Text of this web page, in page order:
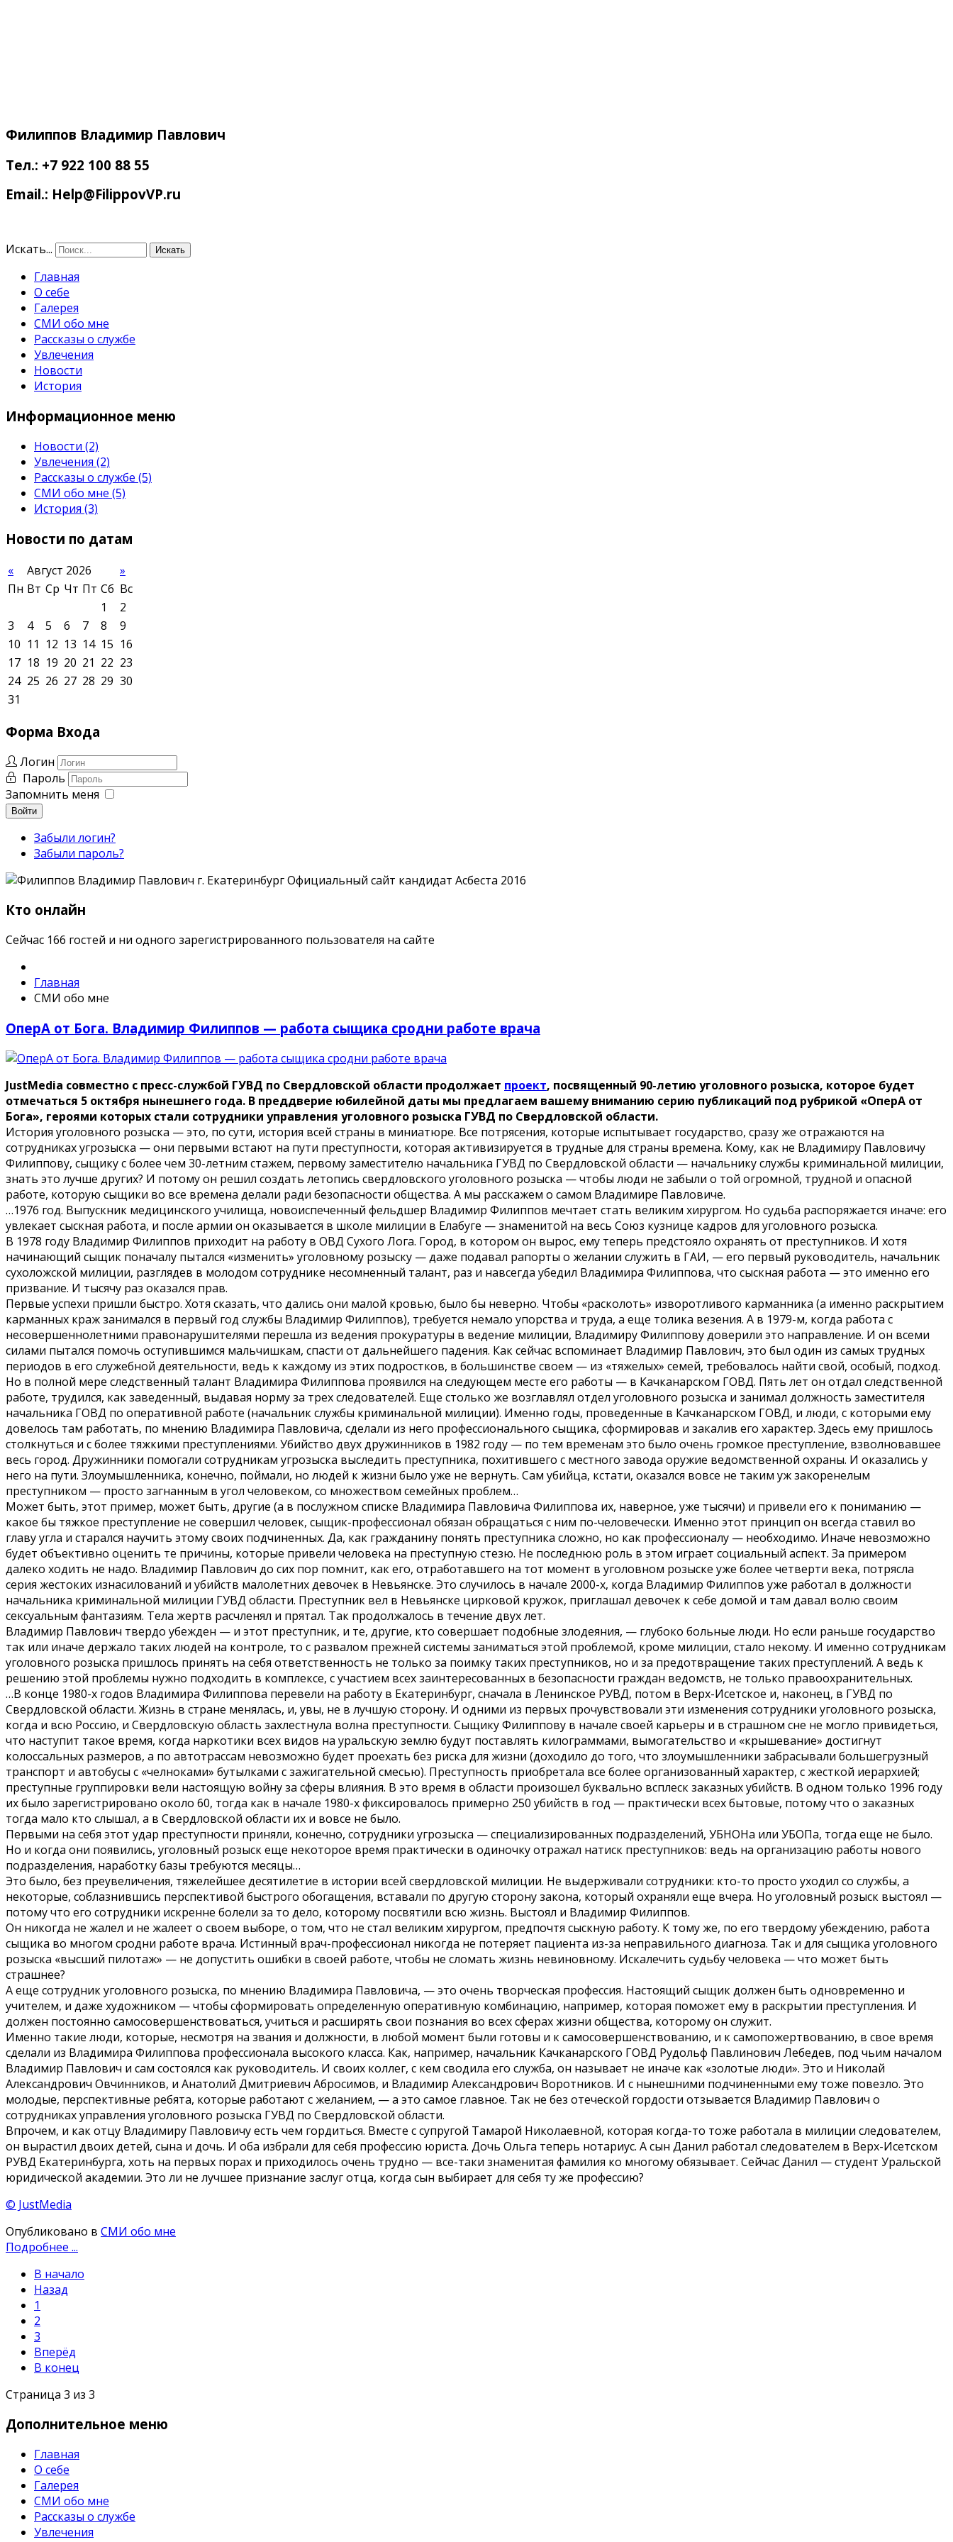
Филиппов Владимир Павлович
Тел.: +7 922 100 88 55
Email.: Help@FilippovVP.ru
Искать... Искать
Главная
О себе
Галерея
СМИ обо мне
Рассказы о службе
Увлечения
Новости
История
Информационное меню
Новости (2)
Увлечения (2)
Рассказы о службе (5)
СМИ обо мне (5)
История (3)
Новости по датам
« Август 2026
»
Пн Вт Ср Чт Пт Сб Вс
1
2
3
4 5 6 7 8
9
10 11 12 13 14 15 16
17 18 19 20 21 22 23
24 25 26 27 28 29 30
31
Форма Входа
Логин
Пароль
Запомнить меня
Войти
Забыли логин?
Забыли пароль?
Кто онлайн
Сейчас 166 гостей и ни одного зарегистрированного пользователя на сайте
Главная
СМИ обо мне
ОперА от Бога. Владимир Филиппов — работа сыщика сродни работе врача
JustMedia совместно с пресс-службой ГУВД по Свердловской области продолжает проект, посвященный 90-летию уголовного розыска, которое будет
отмечаться 5 октября нынешнего года. В преддверие юбилейной даты мы предлагаем вашему вниманию серию публикаций под рубрикой «ОперА от
Бога», героями которых стали сотрудники управления уголовного розыска ГУВД по Свердловской области.
История уголовного розыска — это, по сути, история всей страны в миниатюре. Все потрясения, которые испытывает государство, сразу же отражаются на
сотрудниках угрозыска — они первыми встают на пути преступности, которая активизируется в трудные для страны времена. Кому, как не Владимиру Павловичу
Филиппову, сыщику с более чем 30-летним стажем, первому заместителю начальника ГУВД по Свердловской области — начальнику службы криминальной милиции,
знать это лучше других? И потому он решил создать летопись свердловского уголовного розыска — чтобы люди не забыли о той огромной, трудной и опасной
работе, которую сыщики во все времена делали ради безопасности общества. А мы расскажем о самом Владимире Павловиче.
…1976 год. Выпускник медицинского училища, новоиспеченный фельдшер Владимир Филиппов мечтает стать великим хирургом. Но судьба распоряжается иначе: его
увлекает сыскная работа, и после армии он оказывается в школе милиции в Елабуге — знаменитой на весь Союз кузнице кадров для уголовного розыска.
В 1978 году Владимир Филиппов приходит на работу в ОВД Сухого Лога. Город, в котором он вырос, ему теперь предстояло охранять от преступников. И хотя
начинающий сыщик поначалу пытался «изменить» уголовному розыску — даже подавал рапорты о желании служить в ГАИ, — его первый руководитель, начальник
сухоложской милиции, разглядев в молодом сотруднике несомненный талант, раз и навсегда убедил Владимира Филиппова, что сыскная работа — это именно его
призвание. И тысячу раз оказался прав.
Первые успехи пришли быстро. Хотя сказать, что дались они малой кровью, было бы неверно. Чтобы «расколоть» изворотливого карманника (а именно раскрытием
карманных краж занимался в первый год службы Владимир Филиппов), требуется немало упорства и труда, а еще толика везения. А в 1979-м, когда работа с
несовершеннолетними правонарушителями перешла из ведения прокуратуры в ведение милиции, Владимиру Филиппову доверили это направление. И он всеми
силами пытался помочь оступившимся мальчишкам, спасти от дальнейшего падения. Как сейчас вспоминает Владимир Павлович, это был один из самых трудных
периодов в его служебной деятельности, ведь к каждому из этих подростков, в большинстве своем — из «тяжелых» семей, требовалось найти свой, особый, подход.
Но в полной мере следственный талант Владимира Филиппова проявился на следующем месте его работы — в Качканарском ГОВД. Пять лет он отдал следственной
работе, трудился, как заведенный, выдавая норму за трех следователей. Еще столько же возглавлял отдел уголовного розыска и занимал должность заместителя
начальника ГОВД по оперативной работе (начальник службы криминальной милиции). Именно годы, проведенные в Качканарском ГОВД, и люди, с которыми ему
довелось там работать, по мнению Владимира Павловича, сделали из него профессионального сыщика, сформировав и закалив его характер. Здесь ему пришлось
столкнуться и с более тяжкими преступлениями. Убийство двух дружинников в 1982 году — по тем временам это было очень громкое преступление, взволновавшее
весь город. Дружинники помогали сотрудникам угрозыска выследить преступника, похитившего с местного завода оружие ведомственной охраны. И оказались у
него на пути. Злоумышленника, конечно, поймали, но людей к жизни было уже не вернуть. Сам убийца, кстати, оказался вовсе не таким уж закоренелым
преступником — просто загнанным в угол человеком, со множеством семейных проблем…
Может быть, этот пример, может быть, другие (а в послужном списке Владимира Павловича Филиппова их, наверное, уже тысячи) и привели его к пониманию —
какое бы тяжкое преступление не совершил человек, сыщик-профессионал обязан обращаться с ним по-человечески. Именно этот принцип он всегда ставил во
главу угла и старался научить этому своих подчиненных. Да, как гражданину понять преступника сложно, но как профессионалу — необходимо. Иначе невозможно
будет объективно оценить те причины, которые привели человека на преступную стезю. Не последнюю роль в этом играет социальный аспект. За примером
далеко ходить не надо. Владимир Павлович до сих пор помнит, как его, отработавшего на тот момент в уголовном розыске уже более четверти века, потрясла
серия жестоких изнасилований и убийств малолетних девочек в Невьянске. Это случилось в начале 2000-х, когда Владимир Филиппов уже работал в должности
начальника криминальной милиции ГУВД области. Преступник вел в Невьянске цирковой кружок, приглашал девочек к себе домой и там давал волю своим
сексуальным фантазиям. Тела жертв расчленял и прятал. Так продолжалось в течение двух лет.
Владимир Павлович твердо убежден — и этот преступник, и те, другие, кто совершает подобные злодеяния, — глубоко больные люди. Но если раньше государство
так или иначе держало таких людей на контроле, то с развалом прежней системы заниматься этой проблемой, кроме милиции, стало некому. И именно сотрудникам
уголовного розыска пришлось принять на себя ответственность не только за поимку таких преступников, но и за предотвращение таких преступлений. А ведь к
решению этой проблемы нужно подходить в комплексе, с участием всех заинтересованных в безопасности граждан ведомств, не только правоохранительных.
…В конце 1980-х годов Владимира Филиппова перевели на работу в Екатеринбург, сначала в Ленинское РУВД, потом в Верх-Исетское и, наконец, в ГУВД по
Свердловской области. Жизнь в стране менялась, и, увы, не в лучшую сторону. И одними из первых прочувствовали эти изменения сотрудники уголовного розыска,
когда и всю Россию, и Свердловскую область захлестнула волна преступности. Сыщику Филиппову в начале своей карьеры и в страшном сне не могло привидеться,
что наступит такое время, когда наркотики всех видов на уральскую землю будут поставлять килограммами, вымогательство и «крышевание» достигнут
колоссальных размеров, а по автотрассам невозможно будет проехать без риска для жизни (доходило до того, что злоумышленники забрасывали большегрузный
транспорт и автобусы с «челноками» бутылками с зажигательной смесью). Преступность приобретала все более организованный характер, с жесткой иерархией;
преступные группировки вели настоящую войну за сферы влияния. В это время в области произошел буквально всплеск заказных убийств. В одном только 1996 году
их было зарегистрировано около 60, тогда как в начале 1980-х фиксировалось примерно 250 убийств в год — практически всех бытовые, потому что о заказных
тогда мало кто слышал, а в Свердловской области их и вовсе не было.
Первыми на себя этот удар преступности приняли, конечно, сотрудники угрозыска — специализированных подразделений, УБНОНа или УБОПа, тогда еще не было.
Но и когда они появились, уголовный розыск еще некоторое время практически в одиночку отражал натиск преступников: ведь на организацию работы нового
подразделения, наработку базы требуются месяцы…
Это было, без преувеличения, тяжелейшее десятилетие в истории всей свердловской милиции. Не выдерживали сотрудники: кто-то просто уходил со службы, а
некоторые, соблазнившись перспективой быстрого обогащения, вставали по другую сторону закона, который охраняли еще вчера. Но уголовный розыск выстоял —
потому что его сотрудники искренне болели за то дело, которому посвятили всю жизнь. Выстоял и Владимир Филиппов.
Он никогда не жалел и не жалеет о своем выборе, о том, что не стал великим хирургом, предпочтя сыскную работу. К тому же, по его твердому убеждению, работа
сыщика во многом сродни работе врача. Истинный врач-профессионал никогда не потеряет пациента из-за неправильного диагноза. Так и для сыщика уголовного
розыска «высший пилотаж» — не допустить ошибки в своей работе, чтобы не сломать жизнь невиновному. Искалечить судьбу человека — что может быть
страшнее?
А еще сотрудник уголовного розыска, по мнению Владимира Павловича, — это очень творческая профессия. Настоящий сыщик должен быть одновременно и
учителем, и даже художником — чтобы сформировать определенную оперативную комбинацию, например, которая поможет ему в раскрытии преступления. И
должен постоянно самосовершенствоваться, учиться и расширять свои познания во всех сферах жизни общества, которому он служит.
Именно такие люди, которые, несмотря на звания и должности, в любой момент были готовы и к самосовершенствованию, и к самопожертвованию, в свое время
сделали из Владимира Филиппова профессионала высокого класса. Как, например, начальник Качканарского ГОВД Рудольф Павлинович Лебедев, под чьим началом
Владимир Павлович и сам состоялся как руководитель. И своих коллег, с кем сводила его служба, он называет не иначе как «золотые люди». Это и Николай
Александрович Овчинников, и Анатолий Дмитриевич Абросимов, и Владимир Александрович Воротников. И с нынешними подчиненными ему тоже повезло. Это
молодые, перспективные ребята, которые работают с желанием, — а это самое главное. Так не без отеческой гордости отзывается Владимир Павлович о
сотрудниках управления уголовного розыска ГУВД по Свердловской области.
Впрочем, и как отцу Владимиру Павловичу есть чем гордиться. Вместе с супругой Тамарой Николаевной, которая когда-то тоже работала в милиции следователем,
он вырастил двоих детей, сына и дочь. И оба избрали для себя профессию юриста. Дочь Ольга теперь нотариус. А сын Данил работал следователем в Верх-Исетском
РУВД Екатеринбурга, хоть на первых порах и приходилось очень трудно — все-таки знаменитая фамилия ко многому обязывает. Сейчас Данил — студент Уральской
юридической академии. Это ли не лучшее признание заслуг отца, когда сын выбирает для себя ту же профессию?
© JustMedia
Опубликовано в СМИ обо мне
Подробнее ...
В начало
Назад
1
2
3
Вперёд
В конец
Страница 3 из 3
Дополнительное меню
Главная
О себе
Галерея
СМИ обо мне
Рассказы о службе
Увлечения